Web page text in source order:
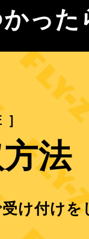
かっ
法
受け付けを